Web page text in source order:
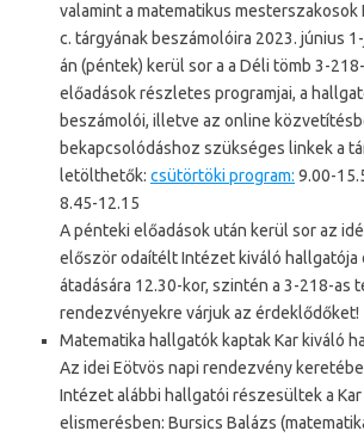
valamint a matematikus mesterszakosok
c. tárgyának beszámolóira 2023. június
án (péntek) kerül sor a a Déli tömb 3-
előadások részletes programjai, a
beszámolói, illetve az online
bekapcsolódáshoz szükséges linkek a
letölthetők: csütörtöki program: 9.00-
8.45-12.15
A pénteki előadások után kerül sor az
először odaítélt Intézet kiváló hallgatója
átadására 12.30-kor, szintén a 3-218-as
rendezvényekre várjuk az érdeklődőket!
Matematika hallgatók kaptak Kar kiváló
Az idei Eötvös napi rendezvény
Intézet alábbi hallgatói részesültek a
elismerésben: Bursics Balázs